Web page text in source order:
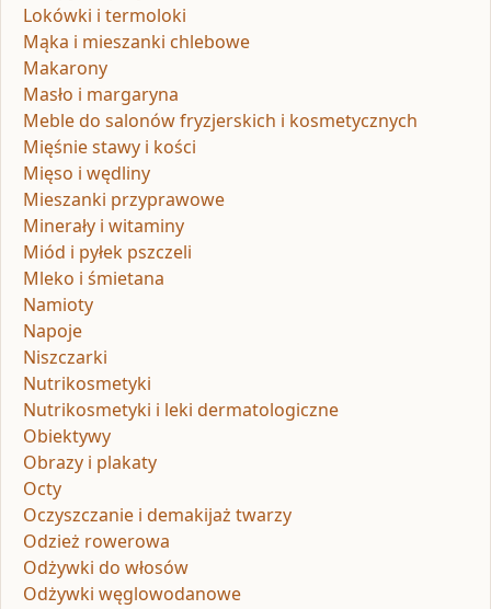
Lokówki i termoloki
Mąka i mieszanki chlebowe
Makarony
Masło i margaryna
Meble do salonów fryzjerskich i kosmetycznych
Mięśnie stawy i kości
Mięso i wędliny
Mieszanki przyprawowe
Minerały i witaminy
Miód i pyłek pszczeli
Mleko i śmietana
Namioty
Napoje
Niszczarki
Nutrikosmetyki
Nutrikosmetyki i leki dermatologiczne
Obiektywy
Obrazy i plakaty
Octy
Oczyszczanie i demakijaż twarzy
Odzież rowerowa
Odżywki do włosów
Odżywki węglowodanowe